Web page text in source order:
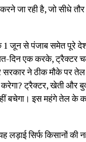
जा रही है, जो सीधे तौर
1 जून से पंजाब समेत पूरे
दिन एक करके, ट्रैक्टर
ने ठीक मौके पर
करेगा? ट्रैक्टर, खेती और
बचेगा। इस महंगे तेल के
सिर्फ किसानों की